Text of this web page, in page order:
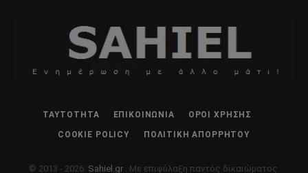
ΤΑΥΤΌΤΗΤΑ ΕΠΙΚΟΙΝΩΝΊΑ ΌΡΟΙ ΧΡΉΣΗΣ
COOKIE POLICY ΠΟΛΙΤΙΚΉ ΑΠΟΡΡΉΤΟΥ
© 2013 - 2026: Sahiel.gr . Με επιφύλαξη παντός δικαιώματος.